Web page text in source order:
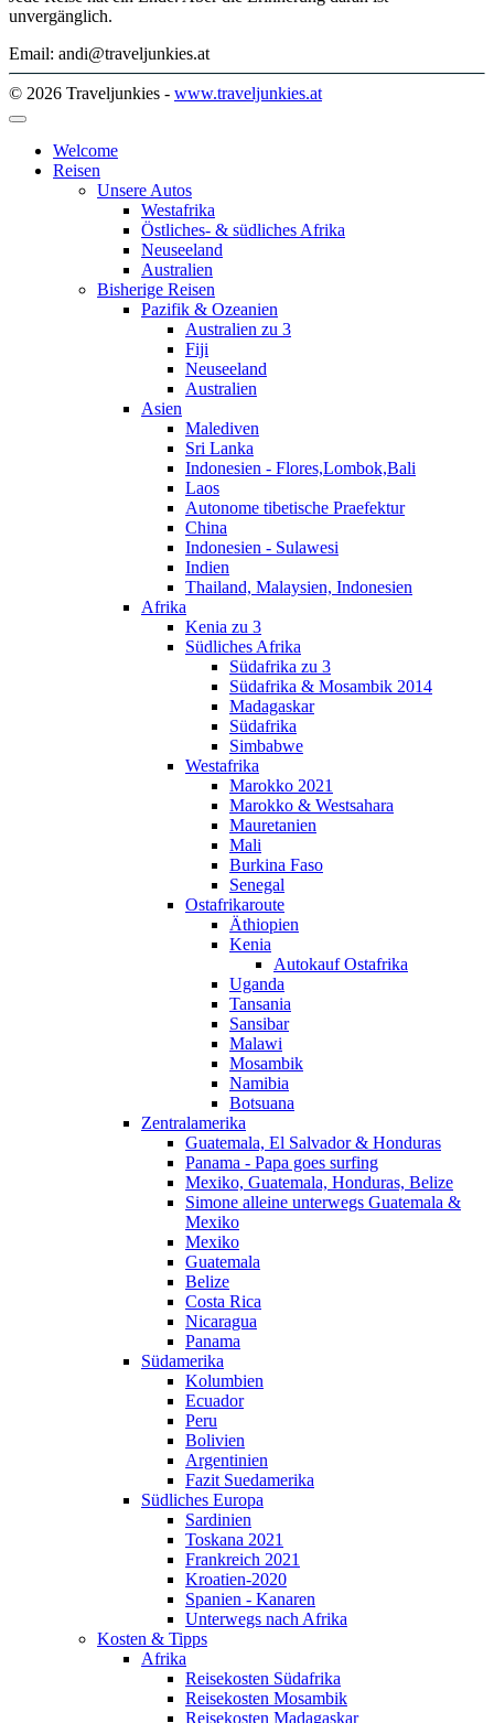
unvergänglich.
Email: andi@traveljunkies.at
© 2026 Traveljunkies - www.traveljunkies.at
Welcome
Reisen
Unsere Autos
Westafrika
Östliches- & südliches Afrika
Neuseeland
Australien
Bisherige Reisen
Pazifik & Ozeanien
Australien zu 3
Fiji
Neuseeland
Australien
Asien
Malediven
Sri Lanka
Indonesien - Flores,Lombok,Bali
Laos
Autonome tibetische Praefektur
China
Indonesien - Sulawesi
Indien
Thailand, Malaysien, Indonesien
Afrika
Kenia zu 3
Südliches Afrika
Südafrika zu 3
Südafrika & Mosambik 2014
Madagaskar
Südafrika
Simbabwe
Westafrika
Marokko 2021
Marokko & Westsahara
Mauretanien
Mali
Burkina Faso
Senegal
Ostafrikaroute
Äthiopien
Kenia
Autokauf Ostafrika
Uganda
Tansania
Sansibar
Malawi
Mosambik
Namibia
Botsuana
Zentralamerika
Guatemala, El Salvador & Honduras
Panama - Papa goes surfing
Mexiko, Guatemala, Honduras, Belize
Simone alleine unterwegs Guatemala &
Mexiko
Mexiko
Guatemala
Belize
Costa Rica
Nicaragua
Panama
Südamerika
Kolumbien
Ecuador
Peru
Bolivien
Argentinien
Fazit Suedamerika
Südliches Europa
Sardinien
Toskana 2021
Frankreich 2021
Kroatien-2020
Spanien - Kanaren
Unterwegs nach Afrika
Kosten & Tipps
Afrika
Reisekosten Südafrika
Reisekosten Mosambik
Reisekosten Madagaskar